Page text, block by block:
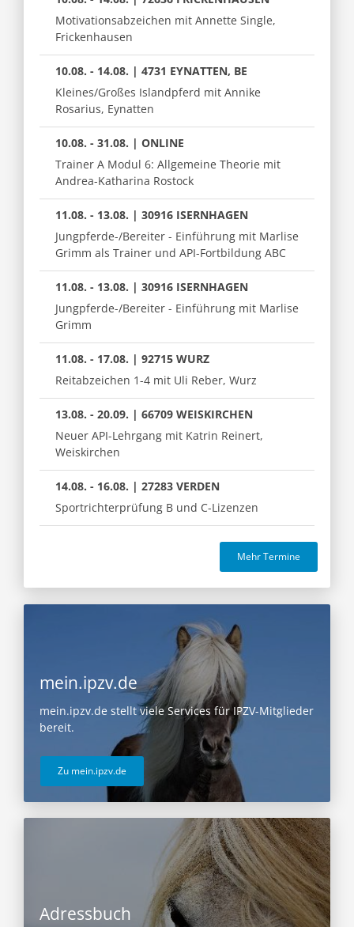
Motivationsabzeichen mit Annette Single,
Frickenhausen
10.08. - 14.08. | 4731 EYNATTEN, BE
Kleines/Großes Islandpferd mit Annike
Rosarius, Eynatten
10.08. - 31.08. | ONLINE
Trainer A Modul 6: Allgemeine Theorie mit
Andrea-Katharina Rostock
11.08. - 13.08. | 30916 ISERNHAGEN
Jungpferde-/Bereiter - Einführung mit Marlise
Grimm als Trainer und API-Fortbildung ABC
11.08. - 13.08. | 30916 ISERNHAGEN
Jungpferde-/Bereiter - Einführung mit Marlise
Grimm
11.08. - 17.08. | 92715 WURZ
Reitabzeichen 1-4 mit Uli Reber, Wurz
13.08. - 20.09. | 66709 WEISKIRCHEN
Neuer API-Lehrgang mit Katrin Reinert,
Weiskirchen
14.08. - 16.08. | 27283 VERDEN
Sportrichterprüfung B und C-Lizenzen
Mehr Termine
mein.ipzv.de
mein.ipzv.de stellt viele Services für IPZV-Mitglieder
bereit.
Zu mein.ipzv.de
Adressbuch